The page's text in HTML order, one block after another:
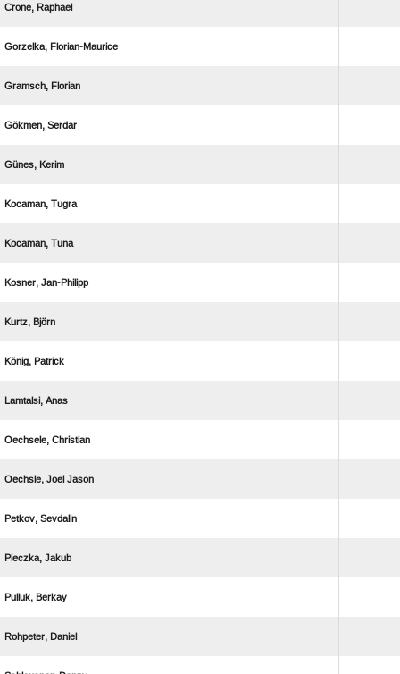
 
 
 
 
 
 
 
 
 
 
 
 
  
 
 
 
 